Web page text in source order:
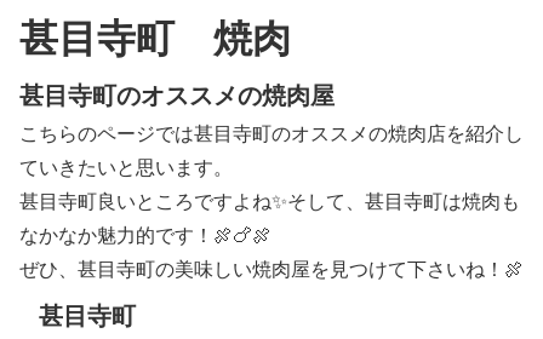
甚目寺町 焼肉
甚目寺町のオススメの焼肉屋
こちらのページでは甚目寺町のオススメの焼肉店を紹介し
ていきたいと思います。
甚目寺町良いところですよね✨そして、甚目寺町は焼肉も
なかなか魅力的です！🍖🍗🍖
ぜひ、甚目寺町の美味しい焼肉屋を見つけて下さいね！🍖
甚目寺町